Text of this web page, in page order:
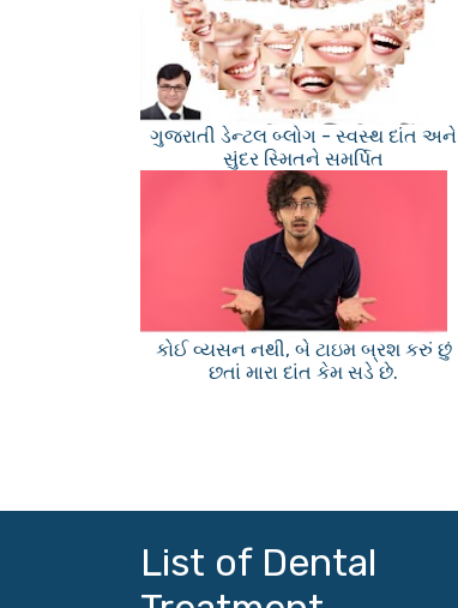
ગુજરાતી ડેન્ટલ બ્લોગ - સ્વસ્થ દાંત અને
સુંદર સ્મિતને સમર્પિત
કોઈ વ્યસન નથી, બે ટાઇમ બ્રશ કરું છું
છતાં મારા દાંત કેમ સડે છે.
List of Dental